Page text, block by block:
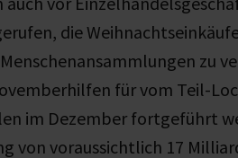
die
zu
für vom Teil-
im Dezember fortgeführt
von voraussichtlich 17